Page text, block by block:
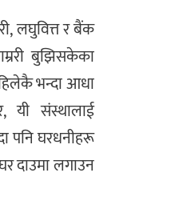
लघुवित्त र बैंक
बुझिसकेका
भन्दा आधा
यी संस्थालाई
पनि घरधनीहरू
दाउमा लगाउन